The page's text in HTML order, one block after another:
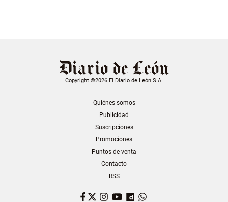
Copyright ©2026 El Diario de León S.A.
Quiénes somos
Publicidad
Suscripciones
Promociones
Puntos de venta
Contacto
RSS
Facebook
TwitterInstagram
YouTubeDailymotion